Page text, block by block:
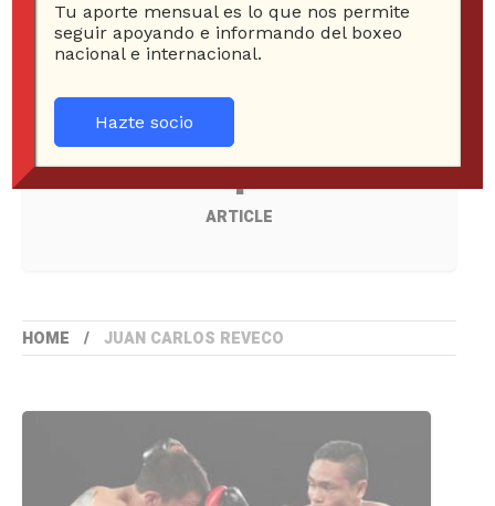
All posts tagged in juan
carlos reveco
1
ARTICLE
HOME JUAN CARLOS REVECO
Tu aporte mensual es lo que nos permite
seguir apoyando e informando del boxeo
nacional e internacional.
Hazte socio